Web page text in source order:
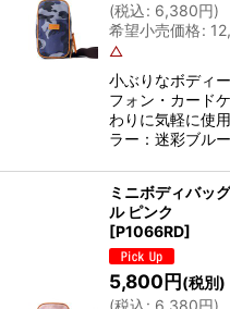
(税込: 6,380円)
希望小売価格:
△
小ぶりなボディ
フォン・カード
わりに気軽に使
ラー：迷彩ブル
ミニボディバッ
ル ピンク
[P1066RD]
5,800円(税別)
(税込 : 6,380円)